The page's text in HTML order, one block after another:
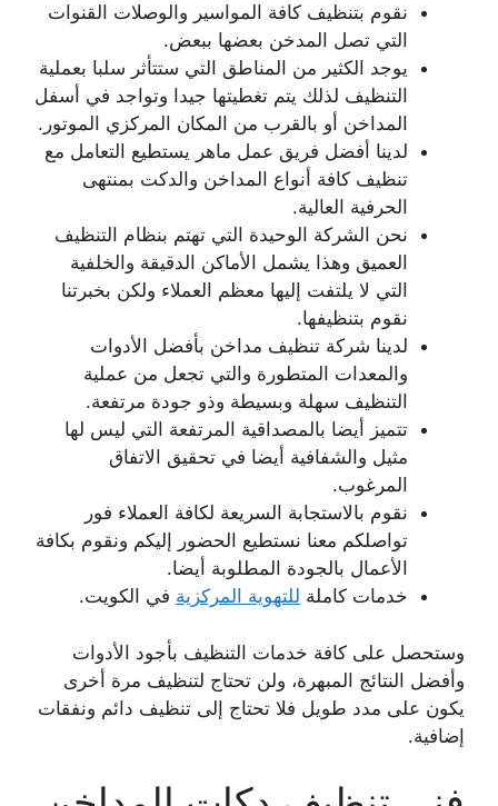
نقوم بتنظيف كافة المواسير والوصلات القنوات
التي تصل المدخن بعضها ببعض.
يوجد الكثير من المناطق التي ستتأثر سلبا بعملية
التنظيف لذلك يتم تغطيتها جيدا وتواجد في أسفل
المداخن أو بالقرب من المكان المركزي الموتور.
لدينا أفضل فريق عمل ماهر يستطيع التعامل مع
تنظيف كافة أنواع المداخن والدكت بمنتهى
الحرفية العالية.
نحن الشركة الوحيدة التي تهتم بنظام التنظيف
العميق وهذا يشمل الأماكن الدقيقة والخلفية
التي لا يلتفت إليها معظم العملاء ولكن بخبرتنا
نقوم بتنظيفها.
لدينا شركة تنظيف مداخن بأفضل الأدوات
والمعدات المتطورة والتي تجعل من عملية
التنظيف سهلة وبسيطة وذو جودة مرتفعة.
تتميز أيضا بالمصداقية المرتفعة التي ليس لها
مثيل والشفافية أيضا في تحقيق الاتفاق
المرغوب.
نقوم بالاستجابة السريعة لكافة العملاء فور
تواصلكم معنا نستطيع الحضور إليكم ونقوم بكافة
الأعمال بالجودة المطلوبة أيضا.
خدمات كاملة للتهوية المركزية في الكويت.
وستحصل على كافة خدمات التنظيف بأجود الأدوات
وأفضل النتائج المبهرة، ولن تحتاج لتنظيف مرة أخرى
يكون على مدد طويل فلا تحتاج إلى تنظيف دائم ونفقات
إضافية.